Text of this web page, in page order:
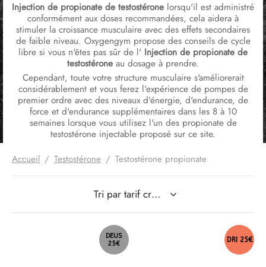
Injection de propionate de testostérone lorsqu'il est administré
conformément aux doses recommandées, cela aidera à
stimuler la croissance musculaire avec des effets secondaires
de faible niveau. Oxygengym propose des conseils de cycle
libre si vous n'êtes pas sûr de l' Injection de propionate de
testostérone au dosage à prendre.
Cependant, toute votre structure musculaire s'améliorerait
considérablement et vous ferez l'expérience de pompes de
premier ordre avec des niveaux d'énergie, d'endurance, de
force et d'endurance supplémentaires dans les 8 à 10
semaines lorsque vous utilisez l'un des propionate de
testostérone injectable proposé sur ce site.
Accueil / Testostérone / Testostérone propionate
DEUS
25€
DRI 25€